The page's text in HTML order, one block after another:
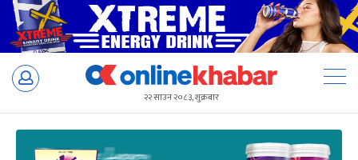
Skip
२२ साउन २०८३, शुक्रबार